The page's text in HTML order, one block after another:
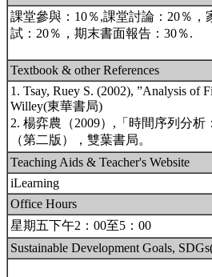
課堂參與：10％,課堂討論：20％，
試：20％，期末書面報告：30％.
Textbook & other References
1. Tsay, Ruey S. (2002), ”Analysis of
Willey(東華書局)
2. 楊弈農（2009）,「時間序列分析
（第二版），雙葉書局。
Teaching Aids & Teacher's Website
iLearning
Office Hours
星期五下午2：00至5：00
Sustainable Development Goals,